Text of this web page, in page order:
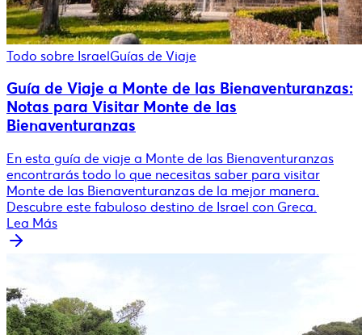
Todo sobre IsraelGuías de Viaje
Guía de Viaje a Monte de las Bienaventuranzas:
Notas para Visitar Monte de las
Bienaventuranzas
En esta guía de viaje a Monte de las Bienaventuranzas
encontrarás todo lo que necesitas saber para visitar
Monte de las Bienaventuranzas de la mejor manera.
Descubre este fabuloso destino de Israel con Greca.
Lea Más